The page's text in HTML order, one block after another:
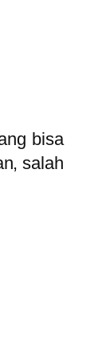
bisa
salah